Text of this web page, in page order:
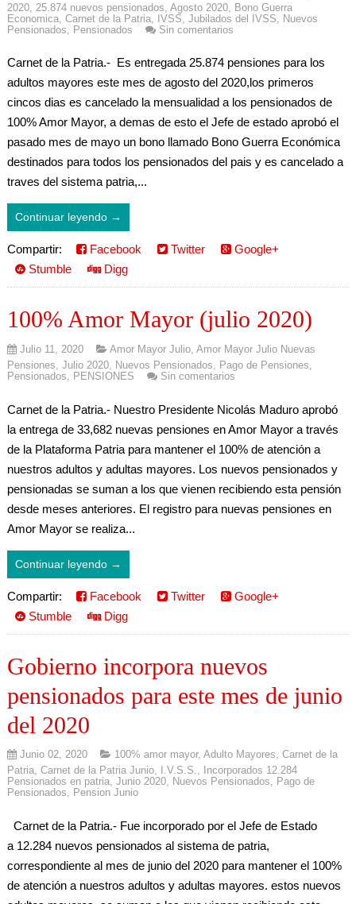
2020, 25.874 nuevos pensionados Agosto 2020, Bono Guerra
Economica, Carnet de la Patria, IVSS Jubilados del IVSS
Nuevos
Pensionados
Pensionados Sin comentarios
Carnet de la Patria.- Es entregada 25.874 pensiones para los
adultos mayores este mes de agosto del 2020,los primeros
cincos dias es cancelado la mensualidad a los pensionados de
100% Amor Mayor, a demas de esto el Jefe de estado aprobó el
pasado mes de mayo un bono llamado Bono Guerra Económica
destinados para todos los pensionados del pais y es cancelado a
traves del sistema patria,...
Continuar leyendo →
Compartir: Facebook Twitter
Google+
Stumble
Digg
100% Amor Mayor (julio 2020)
Julio 11, 2020 Amor Mayor Julio, Amor Mayor Julio Nuevas
Pensiones Julio 2020, Nuevos Pensionados Pago de Pensiones
Pensionados
PENSIONES Sin comentarios
Carnet de la Patria.- Nuestro Presidente Nicolás Maduro aprobó
la entrega de 33,682 nuevas pensiones en Amor Mayor a través
de la Plataforma Patria para mantener el 100% de atención a
nuestros adultos y adultas mayores. Los nuevos pensionados y
pensionadas se suman a los que vienen recibiendo esta pensión
desde meses anteriores. El registro para nuevas pensiones en
Amor Mayor se realiza...
Continuar leyendo →
Compartir: Facebook Twitter
Google+
Stumble
Digg
Gobierno incorpora nuevos
pensionados para este mes de junio
del 2020
Junio 02, 2020 100% amor mayor, Adulto Mayores, Carnet de la
Patria, Carnet de la Patria Junio, I.V.S.S.,
Incorporados 12.284
Pensionados en patria, Junio 2020, Nuevos Pensionados, Pago de
Pensionados, Pension Junio
Carnet de la Patria.- Fue incorporado por el Jefe de Estado
a 12.284 nuevos pensionados al sistema de patria,
correspondiente al mes de junio del 2020 para mantener el 100%
de atención a nuestros adultos y adultas mayores. estos nuevos